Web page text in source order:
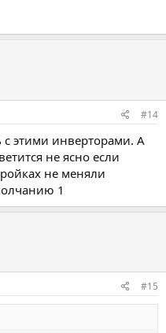
#14
с этими инверторами. А
не ясно если
не меняли
1
#15